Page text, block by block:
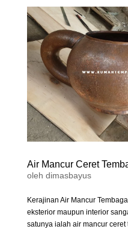
Air Mancur Ceret
oleh dimasbayus
Kerajinan Air Mancur
eksterior maupun interior
satunya ialah air mancur